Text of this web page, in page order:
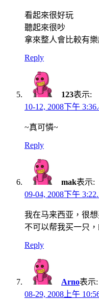
看起來很好玩
聽起來很吵
拿來整人會比較有
Reply
123表示:
10-12, 2008下午
~真可憐~
Reply
mak表示:
09-04, 2008下午
我在马来西亚，很
不可以帮我买一
Reply
Arno表示:
08-29, 2008上午